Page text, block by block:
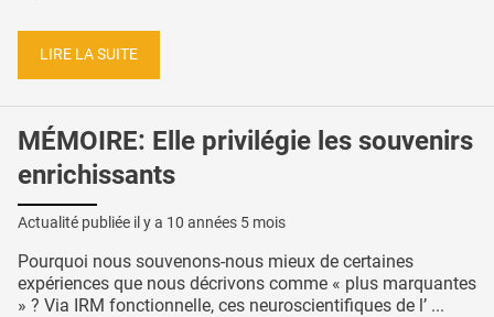
LIRE LA SUITE
MÉMOIRE: Elle privilégie les souvenirs
enrichissants
Actualité publiée il y a 10 années 5 mois
Pourquoi nous souvenons-nous mieux de certaines
expériences que nous décrivons comme « plus marquantes
» ? Via IRM fonctionnelle, ces neuroscientifiques de l’ ...